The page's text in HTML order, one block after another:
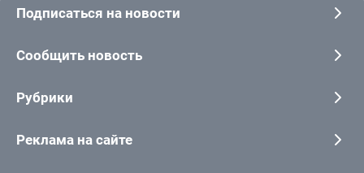
Подписаться на новости
Сообщить новость
Рубрики
Реклама на сайте